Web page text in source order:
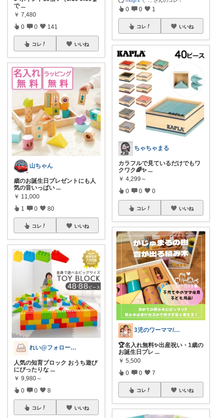
で ...
￥ 7,480
0 0 141
コレ いいね
山ちゃん
歳のお誕生日プレゼントにも人
気の音いっぱい ...
￥ 11,000
1 0 80
コレ いいね
れい@フォロー＆経由購入感謝です♪
人気の知育ブロック おうち遊び
にぴったりな ...
￥ 9,980～
0 0 8
コレ いいね
0 0 1
コレ いいね
ちゃちゃまる
カラフルで見ているだけでもワ
クワク🌈✨ ...
￥ 4,299～
0 0 0
コレ いいね
3児のワーママ/忙しいママの味方Room
🏆名入れ無料✨出産祝い・1歳の
お誕生日プレ ...
￥ 5,500
0 0 7
コレ いいね